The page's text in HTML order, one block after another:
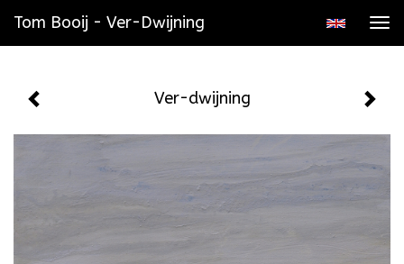
Tom Booij - Ver-Dwijning
Ver-dwijning